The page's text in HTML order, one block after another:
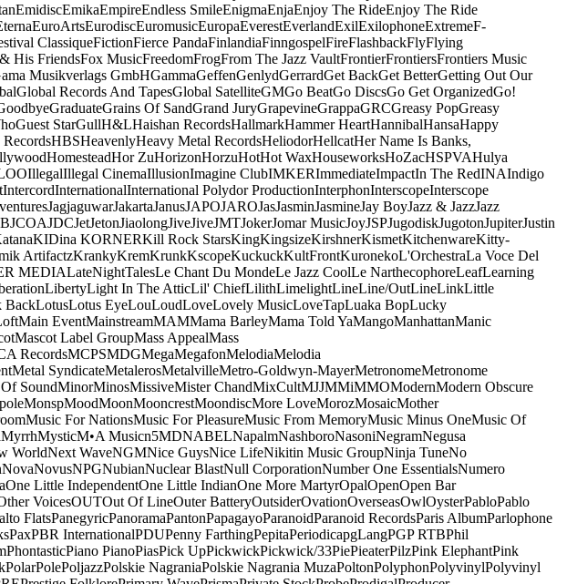
EmidiscEmikaEmpireEndless SmileEnigmaEnjaEnjoy The RideEnjoy The Ride
EuroArtsEurodiscEuromusicEuropaEverestEverlandExilExilophoneExtremeF-
ClassiqueFictionFierce PandaFinlandiaFinngospelFireFlashbackFlyFlying
His FriendsFox MusicFreedomFrogFrom The Jazz VaultFrontierFrontiersFrontiers Music
Musikverlags GmbHGammaGeffenGenlydGerrardGet BackGet BetterGetting Out Our
Global Records And TapesGlobal SatelliteGMGo BeatGo DiscsGo Get OrganizedGo!
GraduateGrains Of SandGrand JuryGrapevineGrappaGRCGreasy PopGreasy
Guest StarGullH&LHaishan RecordsHallmarkHammer HeartHannibalHansaHappy
HBSHeavenlyHeavy Metal RecordsHeliodorHellcatHer Name Is Banks,
HomesteadHor ZuHorizonHorzuHotHot WaxHouseworksHoZacHSPVAHulya
IllegalIllegal CinemaIllusionImagine ClubIMKERImmediateImpactIn The RedINAIndigo
IntercordInternationalInternational Polydor ProductionInterphonInterscopeInterscope
JagjaguwarJakartaJanusJAPOJAROJasJasminJasmineJay BoyJazz & JazzJazz
JCOAJDCJetJetonJiaolongJiveJiveJMTJokerJomar MusicJoyJSPJugodiskJugotonJupiterJustin
KIDina KORNERKill Rock StarsKingKingsizeKirshnerKismetKitchenwareKitty-
ArtifactzKrankyKremKrunkKscopeKuckuckKultFrontKuronekoL'OrchestraLa Voce Del
MEDIALateNightTalesLe Chant Du MondeLe Jazz CoolLe NarthecophoreLeafLearning
LibertyLight In The AtticLil' ChiefLilithLimelightLineLine/OutLineLinkLittle
BackLotusLotus EyeLouLoudLoveLovely MusicLoveTapLuaka BopLucky
Main EventMainstreamMAMMama BarleyMama Told YaMangoManhattanManic
Mascot Label GroupMass AppealMass
RecordsMCPSMDGMegaMegafonMelodiaMelodia
Metal SyndicateMetalerosMetalvilleMetro-Goldwyn-MayerMetronomeMetronome
SoundMinorMinosMissiveMister ChandMixCultMJJMMiMMOModernModern Obscure
MonspMoodMoonMooncrestMoondiscMore LoveMorozMosaicMother
Music For NationsMusic For PleasureMusic From MemoryMusic Minus OneMusic Of
MyrrhMysticM•A Musicn5MDNABELNapalmNashboroNasoniNegramNegusa
WorldNext WaveNGMNice GuysNice LifeNikitin Music GroupNinja TuneNo
NovaNovusNPGNubianNuclear BlastNull CorporationNumber One EssentialsNumero
One Little IndependentOne Little IndianOne More MartyrOpalOpenOpen Bar
VoicesOUTOut Of LineOuter BatteryOutsiderOvationOverseasOwlOysterPabloPablo
FlatsPanegyricPanoramaPantonPapagayoParanoidParanoid RecordsParis AlbumParlophone
PaxPBR InternationalPDUPenny FarthingPepitaPeriodicapgLangPGP RTBPhil
PhontasticPiano PianoPiasPick UpPickwickPickwick/33PiePieaterPilzPink ElephantPink
PolarPolePoljazzPolskie NagraniaPolskie Nagrania MuzaPoltonPolyphonPolyvinylPolyvinyl